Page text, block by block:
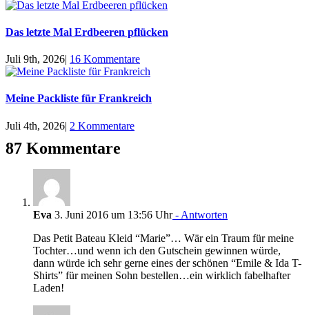
Das letzte Mal Erdbeeren pflücken
Juli 9th, 2026| 16 Kommentare
Meine Packliste für Frankreich
Juli 4th, 2026| 2 Kommentare
87 Kommentare
Eva 3. Juni 2016 um 13:56 Uhr- Antworten
Das Petit Bateau Kleid “Marie”… Wär ein Traum für meine
Tochter…und wenn ich den Gutschein gewinnen würde,
dann würde ich sehr gerne eines der schönen “Emile & Ida T-
Shirts” für meinen Sohn bestellen…ein wirklich fabelhafter
Laden!